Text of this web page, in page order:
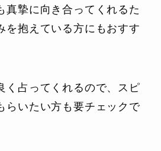
真摯に向き合ってくれるた
を抱えている方にもおすす
く占ってくれるので、スピ
らいたい方も要チェックで